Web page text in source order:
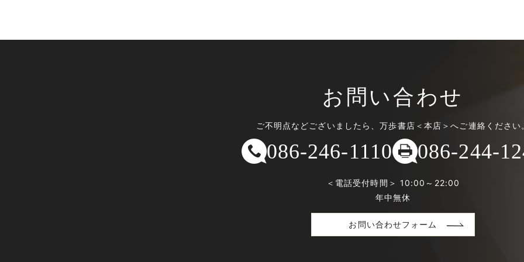
お問い合わせ
ご不明点などございましたら、万歩書店＜本店＞へご連絡ください
086-246-1110 086-244-
＜電話受付時間＞ 10:00～22:00
年中無休
お問い合わせフォーム